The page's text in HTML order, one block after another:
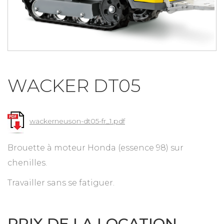
WACKER DT05
wackerneuson-dt05-fr_1.pdf
Brouette à moteur Honda (essence 98) sur
chenilles.
Travailler sans se fatiguer.